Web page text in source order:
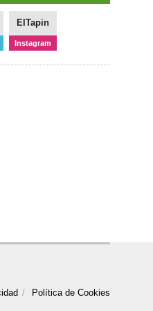
ElTapin
Instagram
Política de Cookies